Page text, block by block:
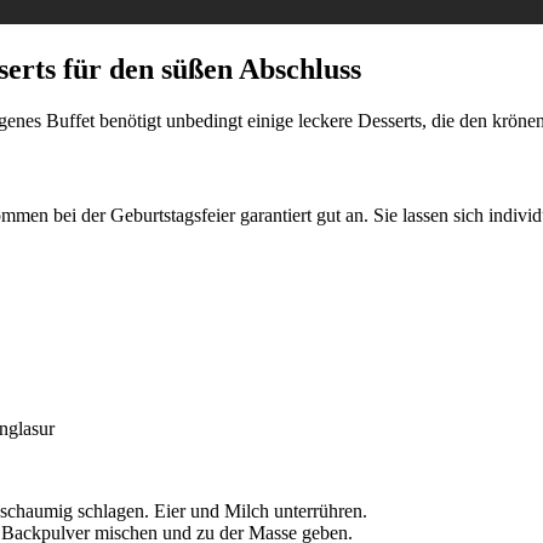
für den süßen Abschluss
Buffet benötigt unbedingt einige leckere Desserts, die den
bei der Geburtstagsfeier garantiert gut an. Sie lassen sich
schlagen. Eier und Milch unterrühren.
mischen und zu der Masse geben.